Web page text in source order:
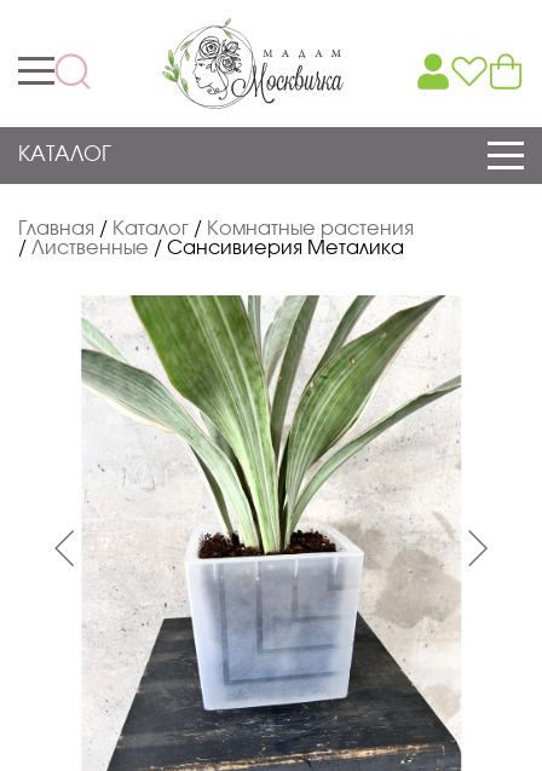
КАТАЛОГ
Главная / Каталог / Комнатные растения
/ Лиственные / Сансивиерия Металика